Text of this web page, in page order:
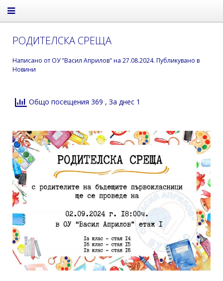
РОДИТЕЛСКА СРЕЩА
Написано от ОУ "Васил Априлов" на 27.08.2024. Публикувано в
Новини
Общо посещения 369 , За днес 1